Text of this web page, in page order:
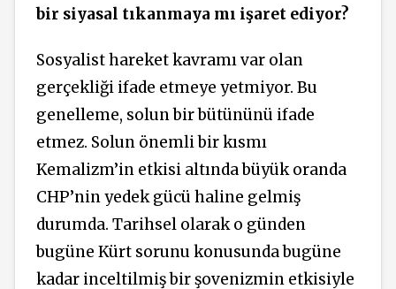
bir siyasal tıkanmaya mı işaret ediyor?
Sosyalist hareket kavramı var olan
gerçekliği ifade etmeye yetmiyor. Bu
genelleme, solun bir bütününü ifade
etmez. Solun önemli bir kısmı
Kemalizm’in etkisi altında büyük oranda
CHP’nin yedek gücü haline gelmiş
durumda. Tarihsel olarak o günden
bugüne Kürt sorunu konusunda bugüne
kadar inceltilmiş bir şovenizmin etkisiyle